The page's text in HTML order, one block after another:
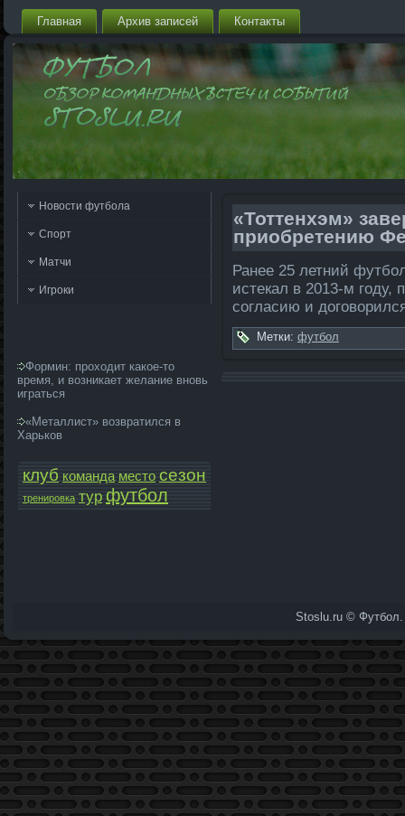
Главная Архив запи­сей Контакты
Новости футбола
Спорт
Матчи
Игроки
Формин: проходит какое-то
время, и возникает желание вновь
играться
«Металлист» возвратился в
Харьков
клуб команда­ место сезон
тренировка тур футбол
«Тоттенхэм»
приобретению
Ранее 25 ле­тний
истекал в 2013-м
согласию и
Метки: футбол
Stoslu.ru © Футбол.